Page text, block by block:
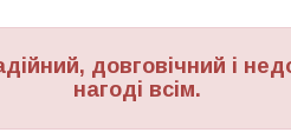
довговічний і
нагоді всім.